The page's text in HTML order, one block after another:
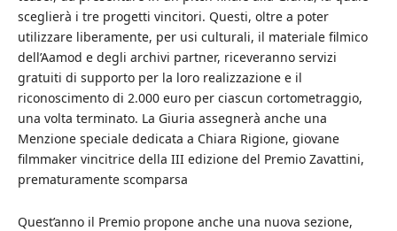
sceglierà i tre progetti vincitori. Questi, oltre a poter
utilizzare liberamente, per usi culturali, il materiale filmico
dell’Aamod e degli archivi partner, riceveranno servizi
gratuiti di supporto per la loro realizzazione e il
riconoscimento di 2.000 euro per ciascun cortometraggio,
una volta terminato. La Giuria assegnerà anche una
Menzione speciale dedicata a Chiara Rigione, giovane
filmmaker vincitrice della III edizione del Premio Zavattini,
prematuramente scomparsa
Quest’anno il Premio propone anche una nuova sezione,